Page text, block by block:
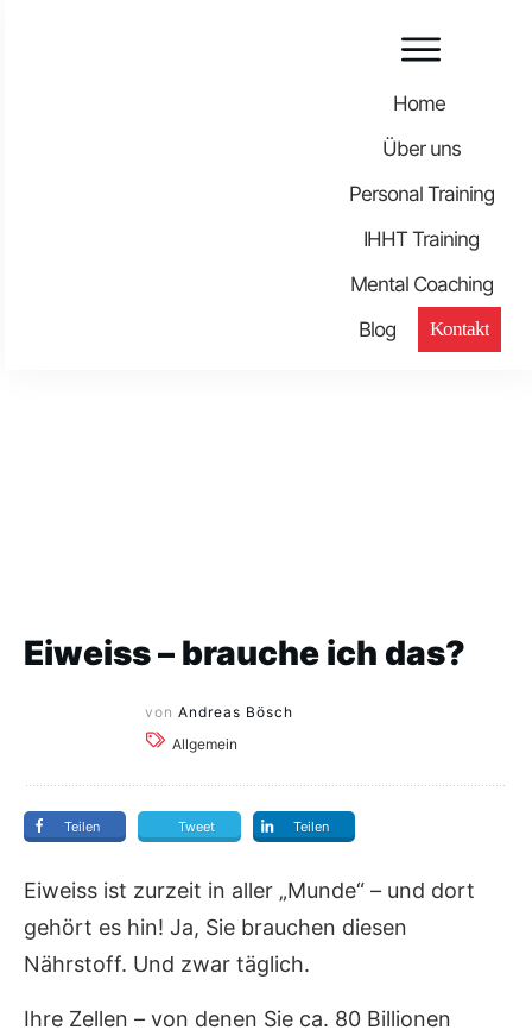
Home
Über uns
Personal Training
IHHT Training
Mental Coaching
Blog
Kontakt
Eiweiss – brauche ich das?
von Andreas Bösch
Allgemein
Teilen Tweet Teilen
Eiweiss ist zurzeit in aller „Munde“ – und dort
gehört es hin! Ja, Sie brauchen diesen
Nährstoff. Und zwar täglich.
Ihre Zellen – von denen Sie ca. 80 Billionen